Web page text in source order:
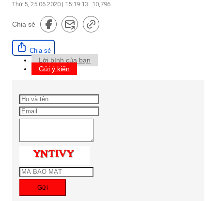
Thứ 5, 25.06.2020 | 15:19:13 10,796
Chia sẻ
Chia sẻ
Lời bình của bạn
Gửi ý kiến
Gửi